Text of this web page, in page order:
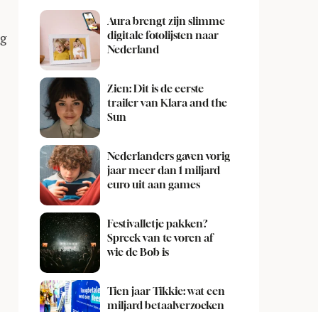
Aura brengt zijn slimme
digitale fotolijsten naar
Nederland
Zien: Dit is de eerste
trailer van Klara and the
Sun
Nederlanders gaven vorig
jaar meer dan 1 miljard
euro uit aan games
Festivalletje pakken?
Spreek van te voren af
wie de Bob is
Tien jaar Tikkie: wat een
miljard betaalverzoeken